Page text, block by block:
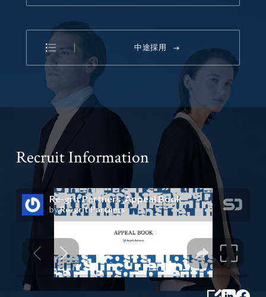
中途採用
Recruit Information